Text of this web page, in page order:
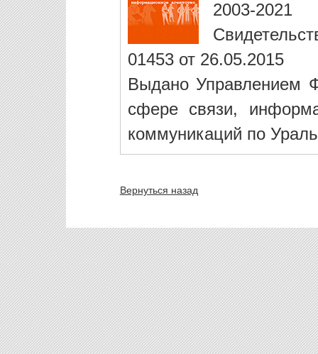
2003-2021
01453 от 26.05.2015
Выдано Управлением
сфере связи,
коммуникаций по
Вернуться назад